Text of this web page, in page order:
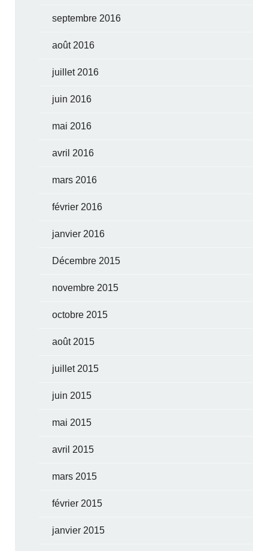
septembre 2016
août 2016
juillet 2016
juin 2016
mai 2016
avril 2016
mars 2016
février 2016
janvier 2016
Décembre 2015
novembre 2015
octobre 2015
août 2015
juillet 2015
juin 2015
mai 2015
avril 2015
mars 2015
février 2015
janvier 2015